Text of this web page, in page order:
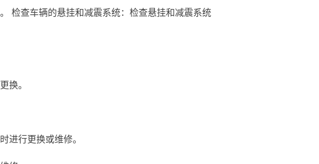
检查车辆的悬挂和减震系统：检查悬挂和减震系统
换。
进行更换或维修。